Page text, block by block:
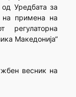
Уредбата за
примена на
регулаторна
Македонија“
весник на